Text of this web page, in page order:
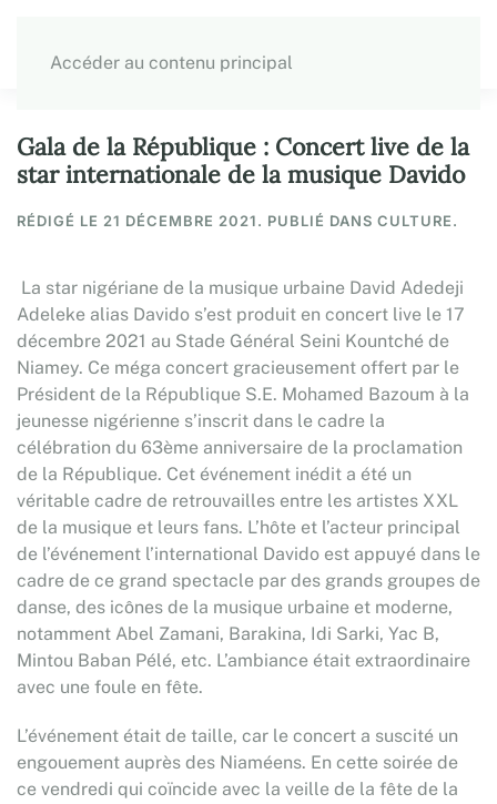
Accéder au contenu principal
Gala de la République : Concert live de la
star internationale de la musique Davido
RÉDIGÉ LE 21 DÉCEMBRE 2021. PUBLIÉ DANS CULTURE.
La star nigériane de la musique urbaine David Adedeji
Adeleke alias Davido s’est produit en concert live le 17
décembre 2021 au Stade Général Seini Kountché de
Niamey. Ce méga concert gracieusement offert par le
Président de la République S.E. Mohamed Bazoum à la
jeunesse nigérienne s’inscrit dans le cadre la
célébration du 63ème anniversaire de la proclamation
de la République. Cet événement inédit a été un
véritable cadre de retrouvailles entre les artistes XXL
de la musique et leurs fans. L’hôte et l’acteur principal
de l’événement l’international Davido est appuyé dans le
cadre de ce grand spectacle par des grands groupes de
danse, des icônes de la musique urbaine et moderne,
notamment Abel Zamani, Barakina, Idi Sarki, Yac B,
Mintou Baban Pélé, etc. L’ambiance était extraordinaire
avec une foule en fête.
L’événement était de taille, car le concert a suscité un
engouement auprès des Niaméens. En cette soirée de
ce vendredi qui coïncide avec la veille de la fête de la